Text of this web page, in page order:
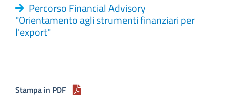
Percorso Financial Advisory
"Orientamento agli strumenti finanziari per
l'export"
Stampa in PDF